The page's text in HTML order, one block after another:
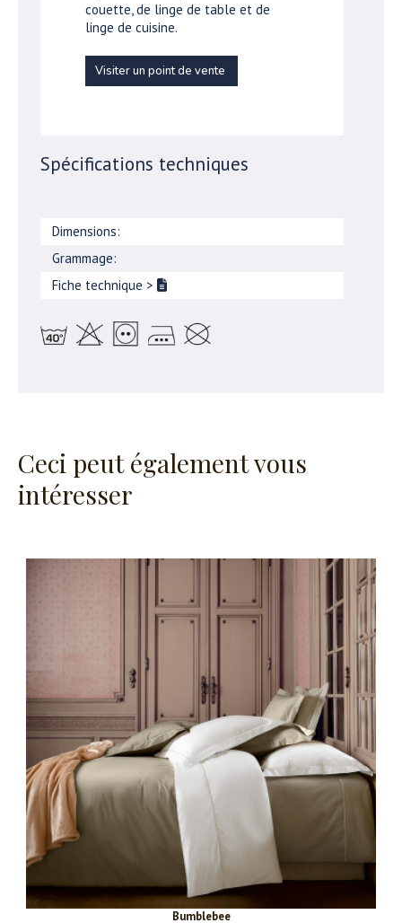
couette, de linge de table et de
linge de cuisine.
Visiter un point de vente
Spécifications techniques
Dimensions:
Grammage:
Fiche technique >
Ceci peut également vous
intéresser
Bumblebee